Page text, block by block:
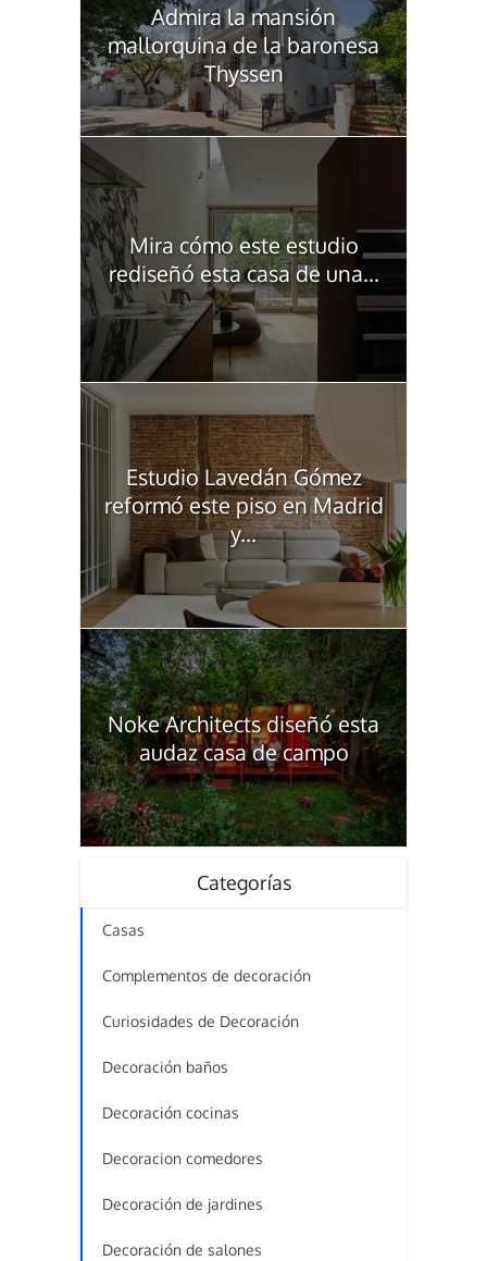
Admira la mansión
mallorquina de la baronesa
Thyssen
Mira cómo este estudio
rediseñó esta casa de una...
Estudio Lavedán Gómez
reformó este piso en Madrid
y...
Noke Architects diseñó esta
audaz casa de campo
Categorías
Casas
Complementos de decoración
Curiosidades de Decoración
Decoración baños
Decoración cocinas
Decoracion comedores
Decoración de jardines
Decoración de salones